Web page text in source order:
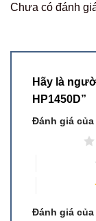
Chưa có đánh
Hãy là
HP1450D”
Đánh giá của
Đánh giá của